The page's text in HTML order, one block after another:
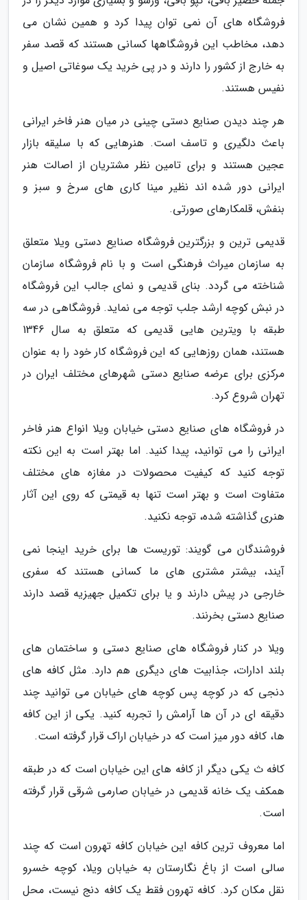
فروشگاه های آن نمی توان پیدا کرد و همین نشان می
دهد، مخاطب این فروشگاهها کسانی هستند که قصد سفر
به خارج از کشور را دارند و در پی خرید یک سوغاتی اصیل و
نفیس هستند.
هر چند دیدن صنایع دستی چینی در میان هنر فاخر ایرانی
باعث دلگیری و تاسف است. هنرهایی که با سلیقه بازار
عجین هستند و برای تامین نظر مشتریان از اصالت هنر
ایرانی دور شده اند نظیر مینا کاری های سرخ و سبز و
بنفش، قلمکارهای صورتی.
قدیمی ترین و بزرگترین فروشگاه صنایع دستی ویلا متعلق
به سازمان میراث فرهنگی است و با نام فروشگاه سازمان
شناخته می گردد. بنای قدیمی و نمای جالب این فروشگاه
در نبش کوچه ارشد جلب توجه می نماید. فروشگاهی در سه
طبقه با ویترین هایی قدیمی که متعلق به سال 1346
هستند، همان روزهایی که این فروشگاه کار خود را به عنوان
مرکزی برای عرضه صنایع دستی شهرهای مختلف ایران در
تهران شروع کرد.
در فروشگاه های صنایع دستی خیابان ویلا انواع هنر فاخر
ایرانی را می توانید، پیدا کنید. اما بهتر است به این نکته
توجه کنید که کیفیت محصولات در مغازه های مختلف
متفاوت است و بهتر است تنها به قیمتی که روی این آثار
هنری گذاشته شده، توجه نکنید.
فروشندگان می گویند: توریست ها برای خرید اینجا نمی
آیند، بیشتر مشتری های ما کسانی هستند که سفری
خارجی در پیش دارند و یا برای تکمیل جهیزیه قصد دارند
صنایع دستی بخرنند.
ویلا در کنار فروشگاه های صنایع دستی و ساختمان های
بلند ادارات، جذابیت های دیگری هم دارد. مثل کافه های
دنجی که در کوچه پس کوچه های خیابان می توانید چند
دقیقه ای در آن ها آرامش را تجربه کنید. یکی از این کافه
ها، کافه دور میز است که در خیابان اراک قرار گرفته است.
کافه ث یکی دیگر از کافه های این خیابان است که در طبقه
همکف یک خانه قدیمی در خیابان صارمی شرقی قرار گرفته
است.
اما معروف ترین کافه این خیابان کافه تهرون است که چند
سالی است از باغ نگارستان به خیابان ویلا، کوچه خسرو
نقل مکان کرد. کافه تهرون فقط یک کافه دنج نیست، محل